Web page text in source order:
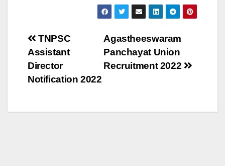
Agastheeswaram
Panchayat Union
Recruitment 2022
TNPSC
Assistant
Director
Notification 2022